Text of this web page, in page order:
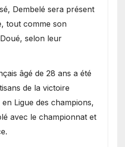
Dembelé sera présent
tout comme son
selon leur
âgé de 28 ans a été
de la victoire
Ligue des champions,
avec le championnat et